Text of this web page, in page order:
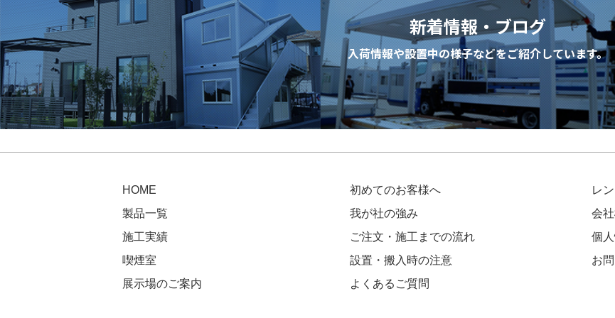
新着情報・ブログ
入荷情報や設置中の様子などをご紹介しています。
HOME
製品一覧
施工実績
喫煙室
展示場のご案内
初めてのお客様へ
我が社の強み
ご注文・施工までの流れ
設置・搬入時の注意
よくあるご質問
レ
会
個
お